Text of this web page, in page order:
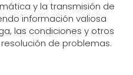
y la transmisión de
información valiosa
las condiciones y otros
de problemas.